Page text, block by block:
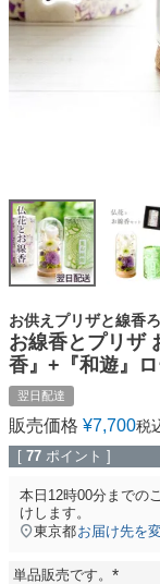
お供えプリザと線香
お線香とプリザ
香』+『和遊』
翌日配達
販売価格 ¥7,700税
[ 77 ポイント ]
本日 12時00分 までの
けします。
東京都お届け先を
単品販売です。